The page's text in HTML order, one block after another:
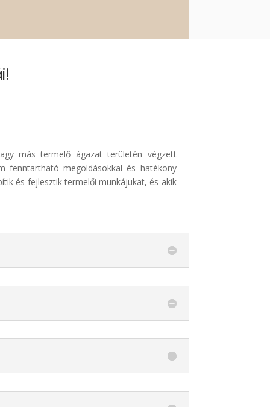
más termelő ágazat területén végzett
fenntartható megoldásokkal és hatékony
és fejlesztik termelői munkájukat, és akik